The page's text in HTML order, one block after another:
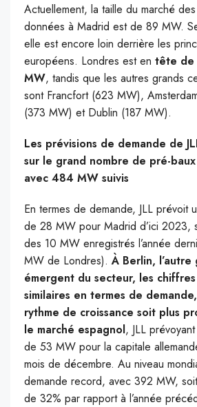
Actuellement, la taille du marché
données à Madrid est de 89 MW.
elle est encore loin derrière les
européens. Londres est en tête de
MW, tandis que les autres grands
sont Francfort (623 MW),
(373 MW) et Dublin (187 MW).
Les prévisions de demande de
sur le grand nombre de pré-
avec 484 MW suivis
En termes de demande, JLL prévoit
de 28 MW pour Madrid d’ici 2023,
des 10 MW enregistrés l’année
MW de Londres).À Berlin,
émergent du secteur, les
similaires en termes de
rythme de croissance soit plus
le marché espagnol, JLL
de 53 MW pour la capitale
mois de décembre. Au niveau
demande record, avec 392 MW,
de 32% par rapport à l’année